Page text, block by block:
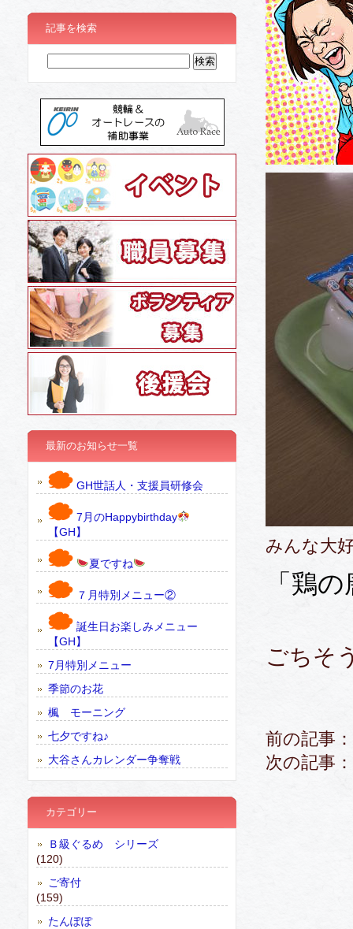
みんな大
「鶏
ごちそ
前の記事
次の記事
記事を検索
最新のお知らせ一覧
GH世話人・支援員研修会
7月のHappybirthday
【GH】
夏ですね
７月特別メニュー②
誕生日お楽しみメニュー
【GH】
7月特別メニュー
季節のお花
楓 モーニング
七夕ですね♪
大谷さんカレンダー争奪戦
カテゴリー
Ｂ級ぐるめ シリーズ
(120)
ご寄付
(159)
たんぽぽ